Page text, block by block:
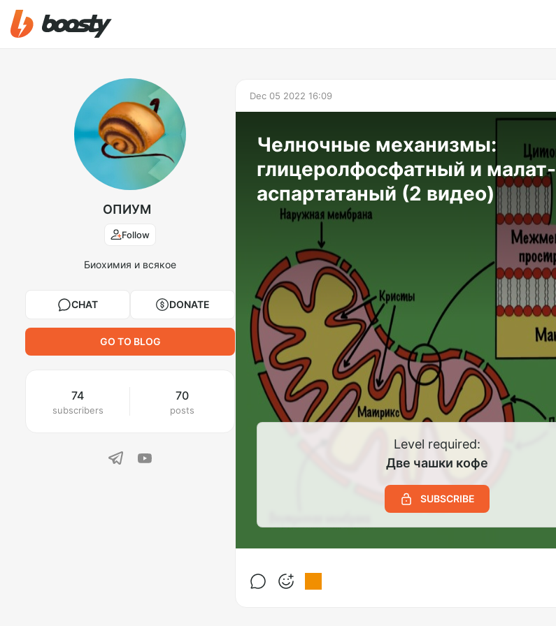
ОПИУМ
Follow
Биохимия и всякое
CHAT DONATE
GO TO BLOG
74
subscribers
70
posts
Dec 05 2022 16:09
Челночные механизмы:
глицеролфосфатный и малат-
аспартатаный (2 видео)
Level required:
Две чашки кофе
SUBSCRIBE